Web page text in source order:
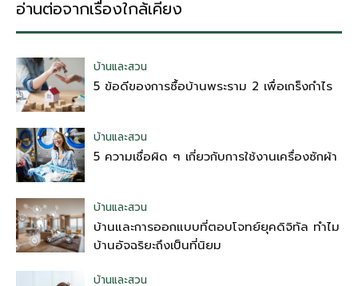
อ่านต่อจากเรื่องใกล้เคียง
บ้านและสวน
5 ข้อดีของการซื้อบ้านพระราม 2 เพื่อเกร็งกำไร
บ้านและสวน
5 ความเชื่อผิด ๆ เกี่ยวกับการใช้งานเครื่องซักผ้า
บ้านและสวน
บ้านและการออกแบบที่ตอบโจทย์ยุคดิจิทัล ทำไม
บ้านอัจฉริยะถึงเป็นที่นิยม
บ้านและสวน